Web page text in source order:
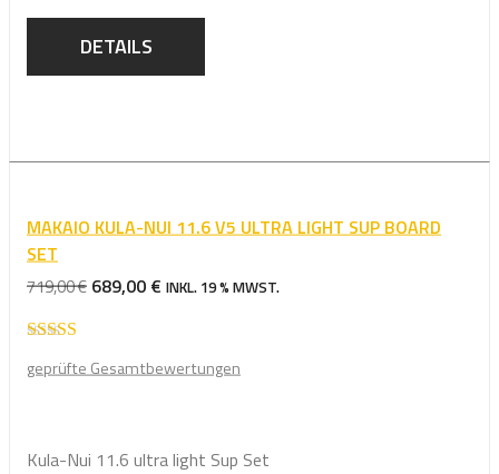
DETAILS
MAKAIO KULA-NUI 11.6 V5 ULTRA LIGHT SUP BOARD
SET
719,00€ URSPRÜNGLICHER
719,00 €
689,00 € AKTUELLER
689,00 €.
INKL. 19 % MWST.
5.00von 5
geprüfte Gesamtbewertungen
Kula-Nui 11.6 ultra light Sup Set